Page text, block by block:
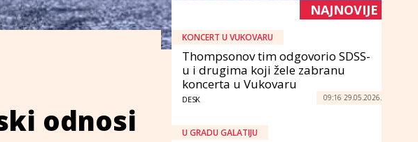
odnosi
NAJNOVIJE
KONCERT U VUKOVARU
Thompsonov tim odgovorio SDSS-
u i drugima koji žele zabranu
koncerta u Vukovaru
DESK 09:16 29.05.2026.
U GRADU GALATIJU